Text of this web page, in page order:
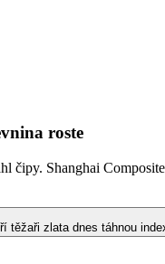
roste
čipy. Shanghai Composite
těžaři zlata dnes táhnou